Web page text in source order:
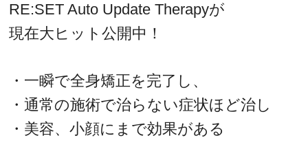
RE:SET Auto Update Therapyが
現在大ヒット公開中！
・一瞬で全身矯正を完了し、
・通常の施術で治らない症状ほど治し
・美容、小顔にまで効果がある